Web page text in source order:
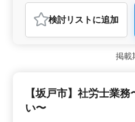
社労士事
おすすめポイント
＜経営者をサポート＞ この
保険労務士業務を通じて、
会です。経営者がビジネスに
町に位置し、駅から車でのア
は緑豊かな景色が広がり、落
検討リスト に追加
掲載
【坂戸市】社労士業
い〜